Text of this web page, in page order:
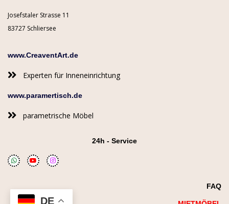
Josefstaler Strasse 11
83727 Schliersee
www.CreaventArt.de
Experten für Inneneinrichtung
www.paramertisch.de
parametrische Möbel
24h - Service
FAQ
DE